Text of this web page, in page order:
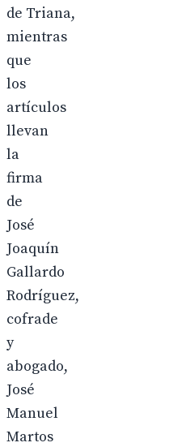
de Triana,
mientras
que
los
artículos
llevan
la
firma
de
José
Joaquín
Gallardo
Rodríguez,
cofrade
y
abogado,
José
Manuel
Martos